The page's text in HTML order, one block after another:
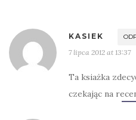
KASIEK
7 lipca 2012 at 13:37
Ta ksiażka
czekając na